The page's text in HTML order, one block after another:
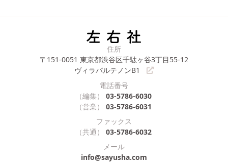
住所
〒151-0051 東京都渋谷区千駄ヶ谷3丁目55-12
ヴィラパルテノンB1
電話番号
（編集）
03-5786-6030
（営業）
03-5786-6031
ファックス
（共通）
03-5786-6032
メール
info@sayusha.com